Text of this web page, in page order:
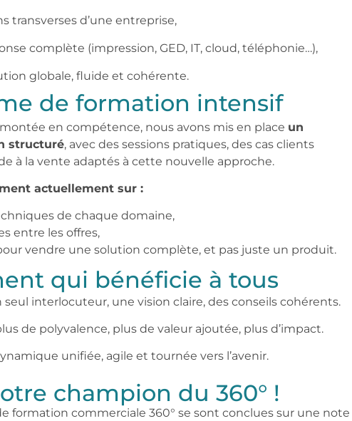
transverses d’une entreprise,
complète (impression, GED, IT, cloud, téléphonie…),
globale, fluide et cohérente.
de formation intensif
en compétence, nous avons mis en place un
structuré, avec des sessions pratiques, des cas clients
à la vente adaptés à cette nouvelle approche.
actuellement sur :
de chaque domaine,
entre les offres,
vendre une solution complète, et pas juste un produit.
qui bénéficie à tous
seul interlocuteur, une vision claire, des conseils cohérents.
de polyvalence, plus de valeur ajoutée, plus d’impact.
unifiée, agile et tournée vers l’avenir.
champion du 360° !
formation commerciale 360° se sont conclues sur une note